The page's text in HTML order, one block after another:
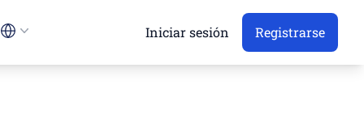
Iniciar sesión Registrarse